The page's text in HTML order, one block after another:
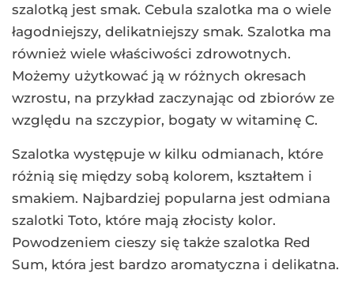
szalotką jest smak. Cebula szalotka ma o wiele
łagodniejszy, delikatniejszy smak. Szalotka ma
również wiele właściwości zdrowotnych.
Możemy użytkować ją w różnych okresach
wzrostu, na przykład zaczynając od zbiorów ze
względu na szczypior, bogaty w witaminę C.
Szalotka występuje w kilku odmianach, które
różnią się między sobą kolorem, kształtem i
smakiem. Najbardziej popularna jest odmiana
szalotki Toto, które mają złocisty kolor.
Powodzeniem cieszy się także szalotka Red
Sum, która jest bardzo aromatyczna i delikatna.